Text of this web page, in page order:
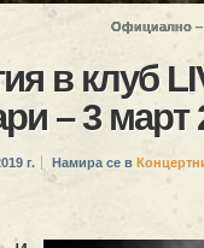
Официално –
в клуб
– 3 март
г. Намира се в